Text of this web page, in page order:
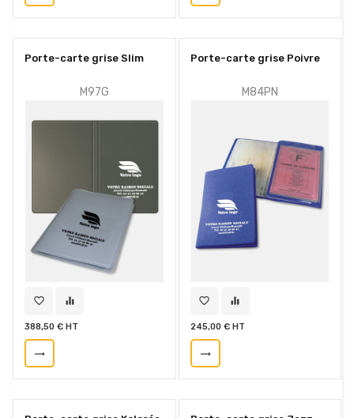
Porte-carte grise Slim
M97G
favorite_border equalizer
388,50 € HT
trending_flat
Porte-carte grise Poivre
M84PN
favorite_border equalizer
245,00 € HT
trending_flat